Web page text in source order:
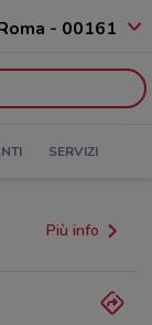
- 00161
SERVIZI
Più info